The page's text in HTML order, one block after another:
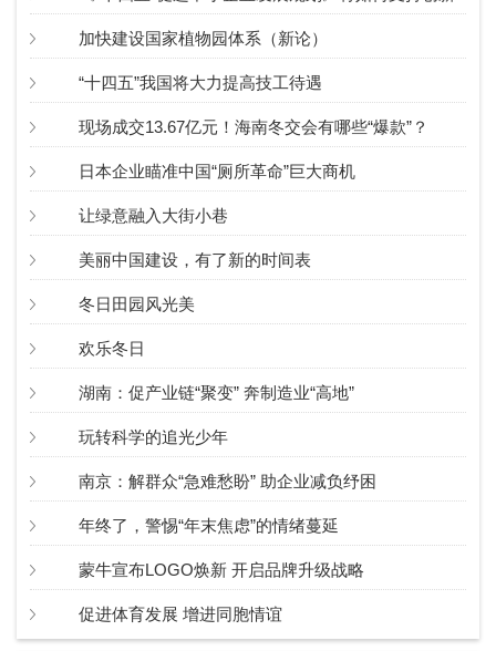
加快建设国家植物园体系（新论）
“十四五”我国将大力提高技工待遇
现场成交13.67亿元！海南冬交会有哪些“爆款”？
日本企业瞄准中国“厕所革命”巨大商机
让绿意融入大街小巷
美丽中国建设，有了新的时间表
冬日田园风光美
欢乐冬日
湖南：促产业链“聚变” 奔制造业“高地”
玩转科学的追光少年
南京：解群众“急难愁盼” 助企业减负纾困
年终了，警惕“年末焦虑”的情绪蔓延
蒙牛宣布LOGO焕新 开启品牌升级战略
促进体育发展 增进同胞情谊